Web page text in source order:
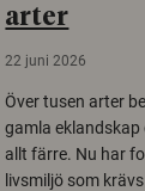
arter
22 juni 2026
Över tusen arter
gamla
allt färre. Nu har
livsmiljö som